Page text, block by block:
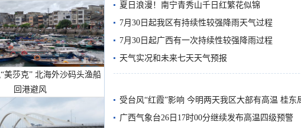
美莎克” 北海外沙码头渔船
回港避风
夏日浪漫！南宁青秀山千日红繁花似锦
7月30日起我区有持续性较强降雨天气过程
7月30日起广西有一次持续性较强降雨过程
天气实况和未来七天天气预报
受台风“红霞”影响 今明两天我区大部有高温 桂东
有较强降雨
广西气象台26日17时00分继续发布高温四级预警